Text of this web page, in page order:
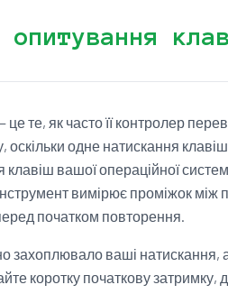
те, як часто її контролер
оскільки одне натискання
вашої операційної
вимірює проміжок між
початком повторення.
ваші натискання, а
коротку початкову затримку,